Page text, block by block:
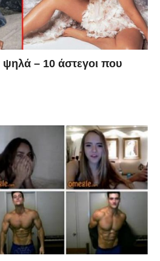
– 10 άστεγοι που